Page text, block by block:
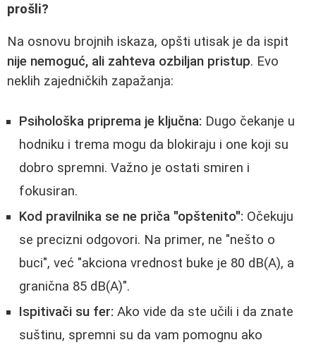
prošli?
Na osnovu brojnih iskaza, opšti utisak je da ispit
nije nemoguć, ali zahteva ozbiljan pristup. Evo
neklih zajedničkih zapažanja:
Psihološka priprema je ključna: Dugo čekanje u
hodniku i trema mogu da blokiraju i one koji su
dobro spremni. Važno je ostati smiren i
fokusiran.
Kod pravilnika se ne priča "opštenito": Očekuju
se precizni odgovori. Na primer, ne "nešto o
buci", već "akciona vrednost buke je 80 dB(A), a
granična 85 dB(A)".
Ispitivači su fer: Ako vide da ste učili i da znate
suštinu, spremni su da vam pomognu ako